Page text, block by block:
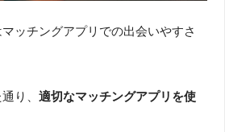
ッチングアプリでの出会いやすさ
り、適切なマッチングアプリを使